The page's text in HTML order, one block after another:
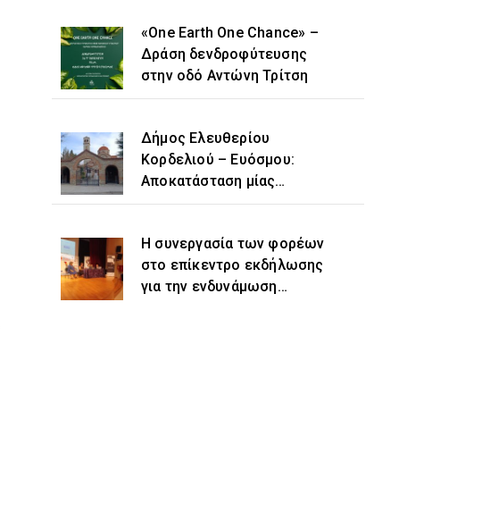
«One Earth One Chance» –
Δράση δενδροφύτευσης
στην οδό Αντώνη Τρίτση
Δήμος Ελευθερίου
Κορδελιού – Ευόσμου:
Αποκατάσταση μίας
ιστορικής αδικίας η
«Ελευθέριο» στην
ονομασία του δήμου
Η συνεργασία των φορέων
στο επίκεντρο εκδήλωσης
για την ενδυνάμωση